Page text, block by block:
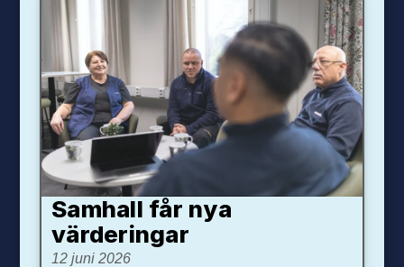
Samhall får nya
värdering­ar
12 juni 2026